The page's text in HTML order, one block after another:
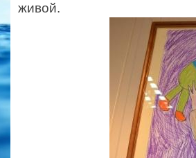
живой.